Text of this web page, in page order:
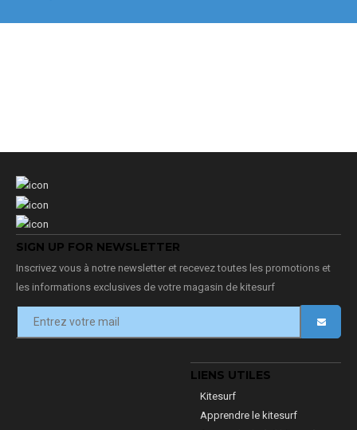
SIGN UP FOR NEWSLETTER
Inscrivez vous à notre newsletter et recevez toutes les promotions et
les informations exclusives de votre magasin de kitesurf
LIENS UTILES
Kitesurf
Apprendre le kitesurf